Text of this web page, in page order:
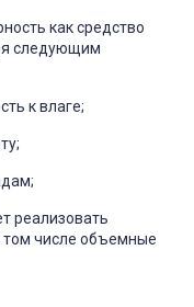
как средство
следующим
к влаге;
реализовать
числе объемные